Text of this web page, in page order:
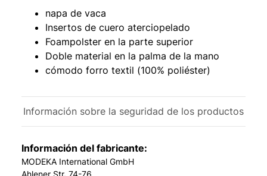
napa de vaca
Insertos de cuero aterciopelado
Foampolster en la parte superior
Doble material en la palma de la mano
cómodo forro textil (100% poliéster)
Información sobre la seguridad de los productos
Información del fabricante:
MODEKA International GmbH
Ahlener Str. 74-76